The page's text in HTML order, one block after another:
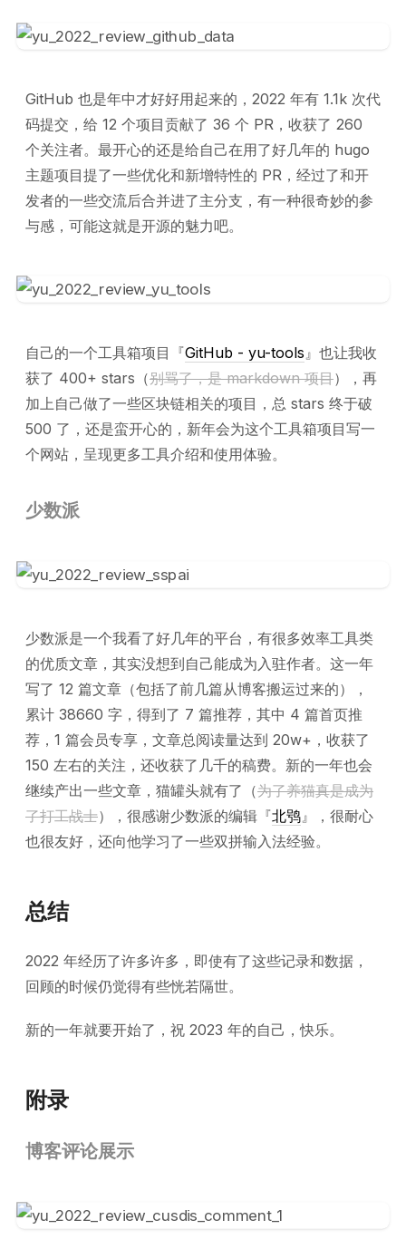
GitHub 也是年中才好好用起来的，2022 年有 1.1k 次代
码提交，给 12 个项目贡献了 36 个 PR，收获了 260
个关注者。最开心的还是给自己在用了好几年的 hugo
主题项目提了一些优化和新增特性的 PR，经过了和开
发者的一些交流后合并进了主分支，有一种很奇妙的参
与感，可能这就是开源的魅力吧。
自己的一个工具箱项目『GitHub - yu-tools 』也让我收
获了 400+ stars（别骂了，是 markdown 项目），再
加上自己做了一些区块链相关的项目，总 stars 终于破
500 了，还是蛮开心的，新年会为这个工具箱项目写一
个网站，呈现更多工具介绍和使用体验。
少数派
少数派是一个我看了好几年的平台，有很多效率工具类
的优质文章，其实没想到自己能成为入驻作者。这一年
写了 12 篇文章（包括了前几篇从博客搬运过来的），
累计 38660 字，得到了 7 篇推荐，其中 4 篇首页推
荐，1 篇会员专享，文章总阅读量达到 20w+，收获了
150 左右的关注，还收获了几千的稿费。新的一年也会
继续产出一些文章，猫罐头就有了（为了养猫真是成为
了打工战士），很感谢少数派的编辑『北鸮 』，很耐心
也很友好，还向他学习了一些双拼输入法经验。
总结
2022 年经历了许多许多，即使有了这些记录和数据，
回顾的时候仍觉得有些恍若隔世。
新的一年就要开始了，祝 2023 年的自己，快乐。
附录
博客评论展示